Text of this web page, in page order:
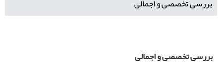
بررسی تخصصی و اجمالی
بررسی تخصصی و اجمالی